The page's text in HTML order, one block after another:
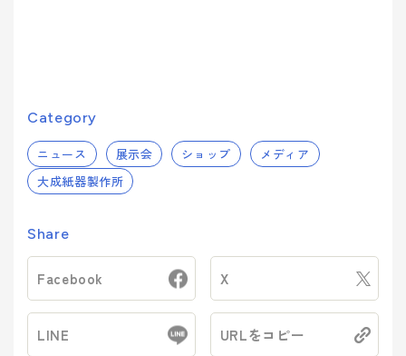
Category
ニュース 展示会 ショップ
メディア
大成紙器製作所
Share
Facebook X
LINE URLをコピー